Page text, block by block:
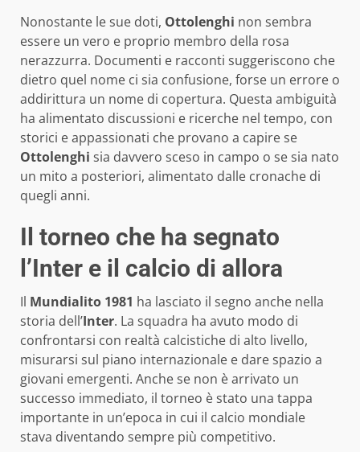
Nonostante le sue doti, Ottolenghi non sembra
essere un vero e proprio membro della rosa
nerazzurra. Documenti e racconti suggeriscono che
dietro quel nome ci sia confusione, forse un errore o
addirittura un nome di copertura. Questa ambiguità
ha alimentato discussioni e ricerche nel tempo, con
storici e appassionati che provano a capire se
Ottolenghi sia davvero sceso in campo o se sia nato
un mito a posteriori, alimentato dalle cronache di
quegli anni.
Il torneo che ha segnato
l’Inter e il calcio di allora
Il Mundialito 1981 ha lasciato il segno anche nella
storia dell’Inter. La squadra ha avuto modo di
confrontarsi con realtà calcistiche di alto livello,
misurarsi sul piano internazionale e dare spazio a
giovani emergenti. Anche se non è arrivato un
successo immediato, il torneo è stato una tappa
importante in un’epoca in cui il calcio mondiale
stava diventando sempre più competitivo.